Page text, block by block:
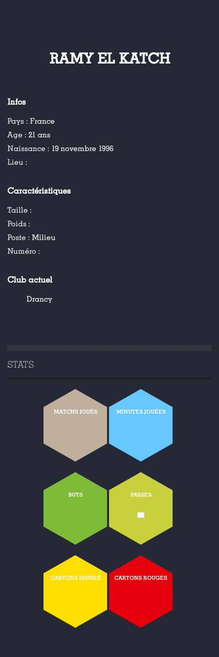
RAMY EL KATCH
Infos
Pays : France
Age : 21 ans
Naissance : 19 novembre 1996
Lieu :
Caractéristiques
Taille :
Poids :
Poste : Milieu
Numéro :
Club actuel
Drancy
STATS
MATCHS JOUÉS MINUTES JOUÉES
BUTS PASSES
-
CARTONS JAUNES CARTONS ROUGES